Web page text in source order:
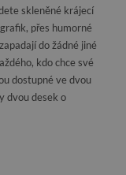
skleněné krájecí
přes humorné
do žádné jiné
kdo chce své
dostupné ve dvou
dvou desek o